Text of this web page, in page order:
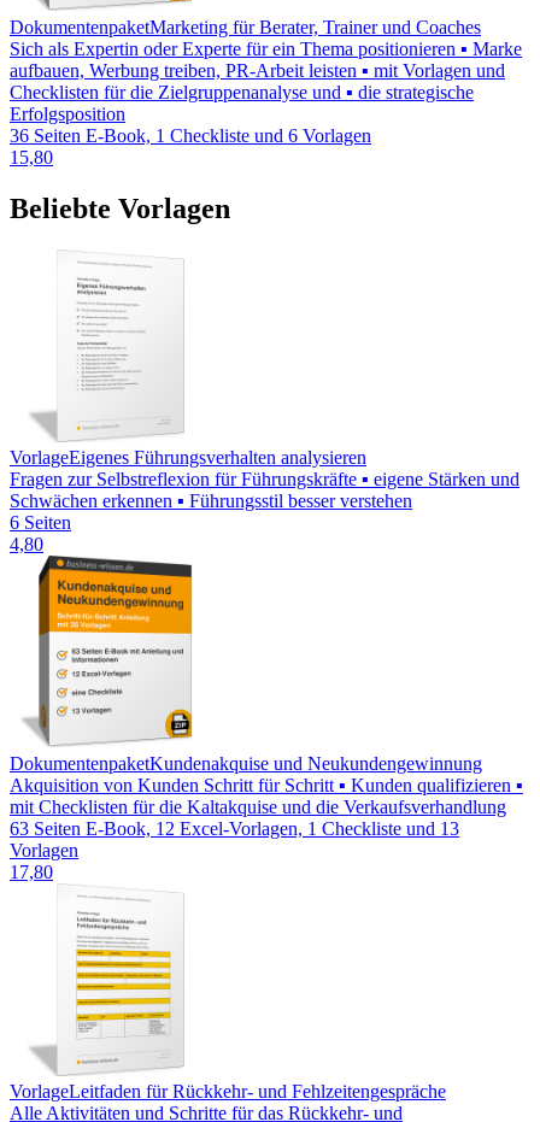
DokumentenpaketMarketing für Berater, Trainer und Coaches
Sich als Expertin oder Experte für ein Thema positionieren ▪ Marke
aufbauen, Werbung treiben, PR-Arbeit leisten ▪ mit Vorlagen und
Checklisten für die Zielgruppenanalyse und ▪ die strategische
Erfolgsposition
36 Seiten E-Book, 1 Checkliste und 6 Vorlagen
15,80
Beliebte Vorlagen
VorlageEigenes Führungsverhalten analysieren
Fragen zur Selbstreflexion für Führungskräfte ▪ eigene Stärken und
Schwächen erkennen ▪ Führungsstil besser verstehen
6 Seiten
4,80
DokumentenpaketKundenakquise und Neukundengewinnung
Akquisition von Kunden Schritt für Schritt ▪ Kunden qualifizieren ▪
mit Checklisten für die Kaltakquise und die Verkaufsverhandlung
63 Seiten E-Book, 12 Excel-Vorlagen, 1 Checkliste und 13
Vorlagen
17,80
VorlageLeitfaden für Rückkehr- und Fehlzeitengespräche
Alle Aktivitäten und Schritte für das Rückkehr- und